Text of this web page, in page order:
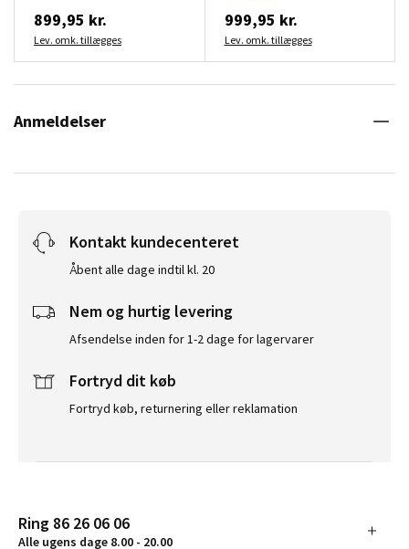
899,95 kr.
Lev. omk. tillægges
999,95 kr.
Lev. omk. tillægges
Anmeldelser
Kontakt kundecenteret
Åbent alle dage indtil kl. 20
Nem og hurtig levering
Afsendelse inden for 1-2 dage for lagervarer
Fortryd dit køb
Fortryd køb, returnering eller reklamation
Ring 86 26 06 06
Alle ugens dage 8.00 - 20.00